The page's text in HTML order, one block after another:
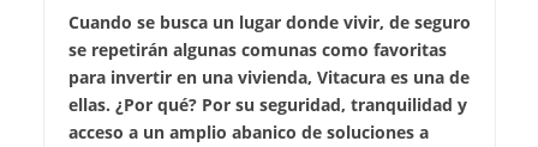
Cuando se busca un lugar donde vivir, de seguro
se repetirán algunas comunas como favoritas
para invertir en una vivienda, Vitacura es una de
ellas. ¿Por qué? Por su seguridad, tranquilidad y
acceso a un amplio abanico de soluciones a